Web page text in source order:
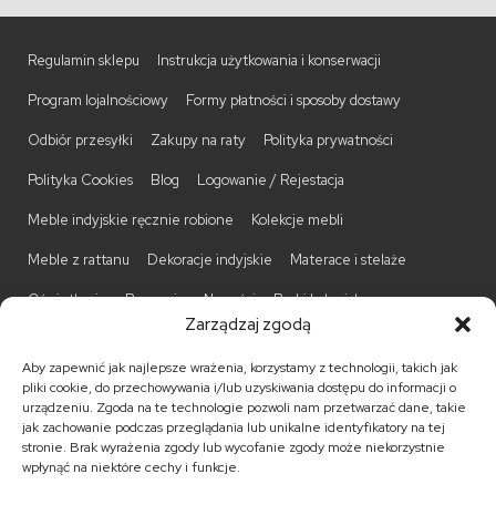
Zarządzaj zgodą
Aby zapewnić jak najlepsze wrażenia, korzystamy z technologii, takich jak
pliki cookie, do przechowywania i/lub uzyskiwania dostępu do informacji o
urządzeniu. Zgoda na te technologie pozwoli nam przetwarzać dane, takie
jak zachowanie podczas przeglądania lub unikalne identyfikatory na tej
stronie. Brak wyrażenia zgody lub wycofanie zgody może niekorzystnie
wpłynąć na niektóre cechy i funkcje.
Regulamin sklepu Instrukcja użytkowania i konserwacji
Program lojalnościowy Formy płatności i sposoby dostawy
Odbiór przesyłki Zakupy na raty Polityka prywatności
Polityka Cookies Blog Logowanie / Rejestacja
Meble indyjskie ręcznie robione Kolekcje mebli
Meble z rattanu Dekoracje indyjskie Materace i stelaże
Oświetlenie Promocje Nowości Barki kolonialne
Komody kolonialne Krzesła kolonialne
Kufry indyjskie Ławki kolonialne Łóżka kolonialne
Parawany kolonialne Półki kolonialne Regały kolonialne
Stojaki na CD Stoliki kawowe Stoliki nocne